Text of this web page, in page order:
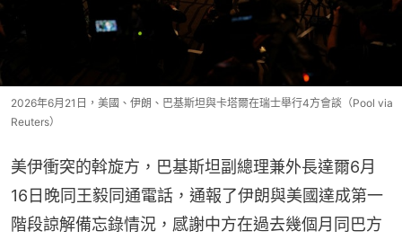
2026年6月21日，美國、伊朗、巴基斯坦與卡塔爾在瑞士舉行4方會談（Pool via
Reuters）
美伊衝突的斡旋方，巴基斯坦副總理兼外長達爾6月
16日晚同王毅同通電話，通報了伊朗與美國達成第一
階段諒解備忘錄情況，感謝中方在過去幾個月同巴方